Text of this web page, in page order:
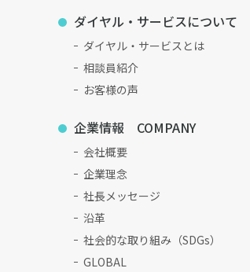
ダイヤル・サービスについて
ダイヤル・サービスとは
相談員紹介
お客様の声
企業情報 COMPANY
会社概要
企業理念
社長メッセージ
沿革
社会的な取り組み（SDGs）
GLOBAL